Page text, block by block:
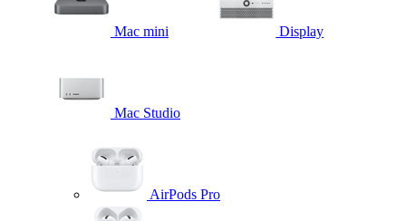
Mac mini Display
Mac Studio
AirPods Pro